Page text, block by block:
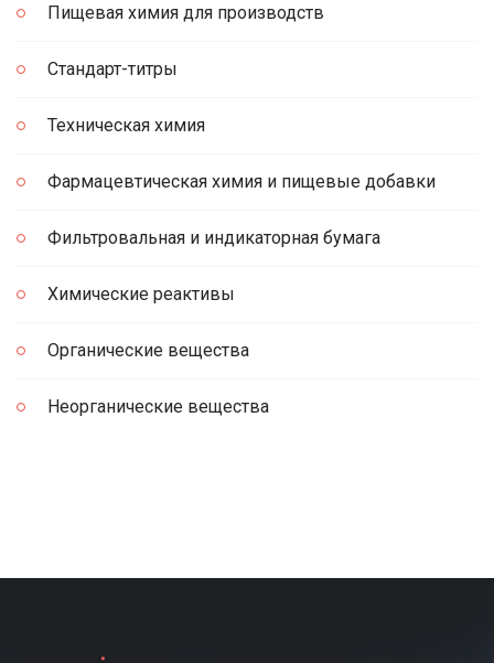
Пищевая химия для производств
Стандарт-титры
Техническая химия
Фармацевтическая химия и пищевые добавки
Фильтровальная и индикаторная бумага
Химические реактивы
Органические вещества
Неорганические вещества